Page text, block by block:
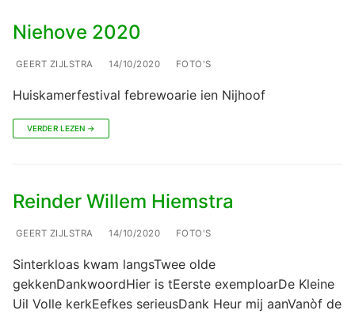
Niehove 2020
GEERT ZIJLSTRA 14/10/2020 FOTO'S
Huiskamerfestival febrewoarie ien Nijhoof
VERDER LEZEN →
Reinder Willem Hiemstra
GEERT ZIJLSTRA 14/10/2020 FOTO'S
Sinterkloas kwam langsTwee olde
gekkenDankwoordHier is tEerste exemploarDe Kleine
Uil Volle kerkEefkes serieusDank Heur mij aanVanòf de